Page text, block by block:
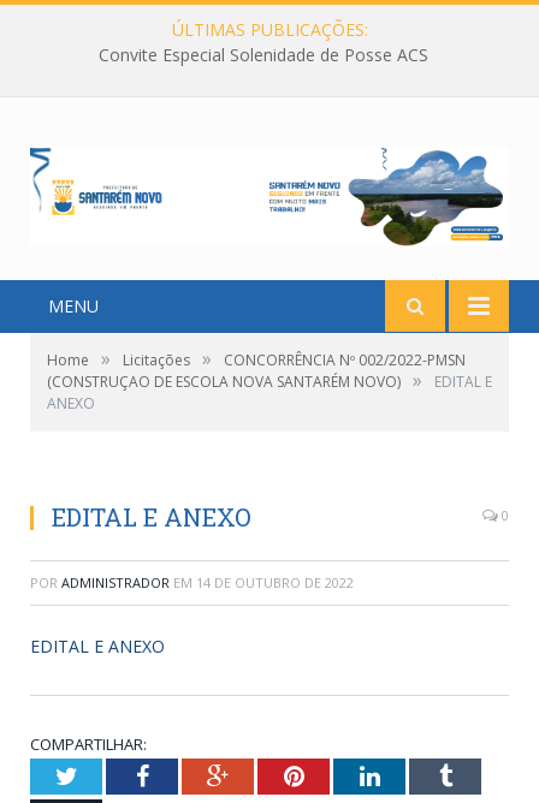
ÚLTIMAS PUBLICAÇÕES:
Convite Especial Solenidade de Posse ACS
MENU
Home » Licitações »
CONCORRÊNCIA Nº 002/2022-PMSN
(CONSTRUÇAO DE ESCOLA NOVA SANTARÉM NOVO) »
EDITAL E
ANEXO
EDITAL E ANEXO 0
POR ADMINISTRADOR EM 14 DE OUTUBRO DE 2022
EDITAL E ANEXO
COMPARTILHAR:
TwitterFacebookGoogle+PinterestLinkedInTumblr